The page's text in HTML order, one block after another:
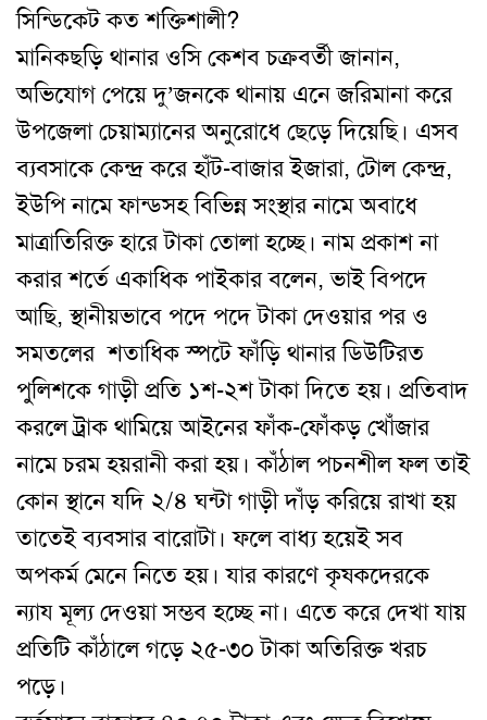
সিন্ডিকেট কত শক্তিশালী?
মানিকছড়ি থানার ওসি কেশব চক্রবর্তী জানান,
অভিযোগ পেয়ে দু’জনকে থানায় এনে জরিমানা করে
উপজেলা চেয়াম্যানের অনুরোধে ছেড়ে দিয়েছি। এসব
ব্যবসাকে কেন্দ্র করে হাঁট-বাজার ইজারা, টোল কেন্দ্র,
ইউপি নামে ফান্ডসহ বিভিন্ন সংস্থার নামে অবাধে
মাত্রাতিরিক্ত হারে টাকা তোলা হচ্ছে। নাম প্রকাশ না
করার শর্তে একাধিক পাইকার বলেন, ভাই বিপদে
আছি, স্থানীয়ভাবে পদে পদে টাকা দেওয়ার পর ও
সমতলের শতাধিক স্পটে ফাঁড়ি থানার ডিউটিরত
পুলিশকে গাড়ী প্রতি ১শ-২শ টাকা দিতে হয়। প্রতিবাদ
করলে ট্রাক থামিয়ে আইনের ফাঁক-ফোঁকড় খোঁজার
নামে চরম হয়রানী করা হয়। কাঁঠাল পচনশীল ফল তাই
কোন স্থানে যদি ২/৪ ঘন্টা গাড়ী দাঁড় করিয়ে রাখা হয়
তাতেই ব্যবসার বারোটা। ফলে বাধ্য হয়েই সব
অপকর্ম মেনে নিতে হয়। যার কারণে কৃষকদেরকে
ন্যায মূল্য দেওয়া সম্ভব হচ্ছে না। এতে করে দেখা যায়
প্রতিটি কাঁঠালে গড়ে ২৫-৩০ টাকা অতিরিক্ত খরচ
পড়ে।